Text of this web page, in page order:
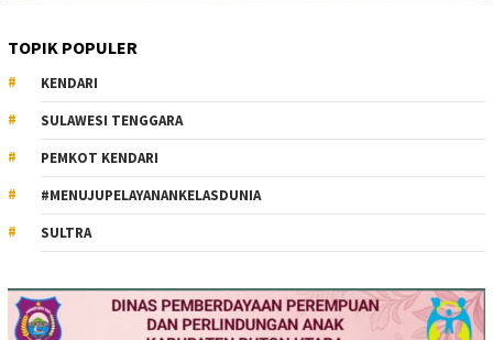
TOPIK POPULER
KENDARI
SULAWESI TENGGARA
PEMKOT KENDARI
#MENUJUPELAYANANKELASDUNIA
SULTRA